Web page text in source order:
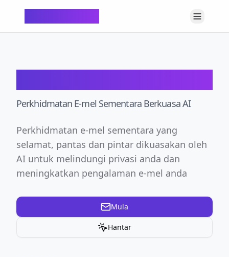
Perkhidmatan E-mel Sementara Berkuasa AI
Perkhidmatan e-mel sementara yang
selamat, pantas dan pintar dikuasakan oleh
AI untuk melindungi privasi anda dan
meningkatkan pengalaman e-mel anda
Mula
Hantar